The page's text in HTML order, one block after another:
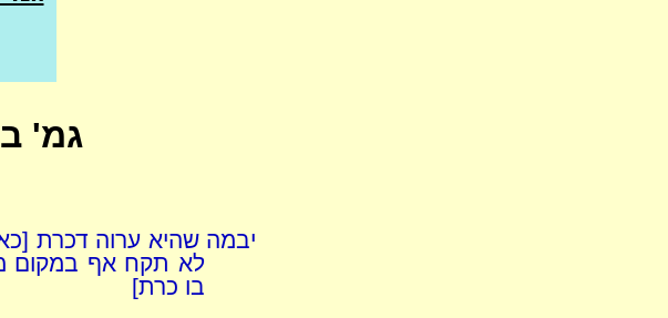
גמ'
יבמה שהיא ערוה דכרת
לא תקח אף במקום
בו כרת]